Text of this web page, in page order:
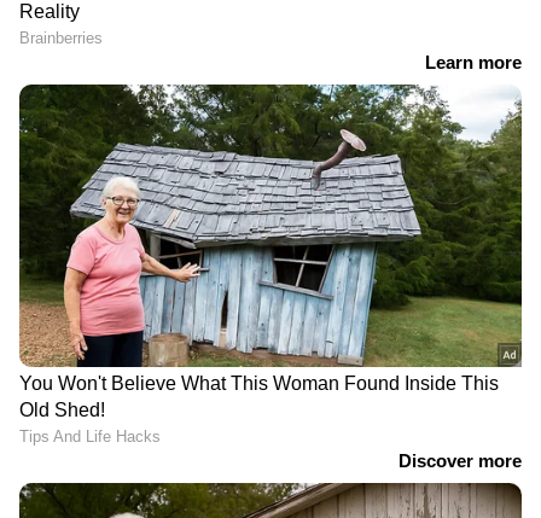
RECOMMENDED STORIES
ട്രാന്‍സ് ജെന്‍ഡര്‍
അവകാശം: പുതിയ
ഭേദഗതി നിയമത്തിന്റെ
പശ്ചാത്തലത്തില്‍ കേരളം
ചെയ്യേണ്ടത് എന്തൊക്കെ?
ഏഷ്യയിലെ ഏറ്റവും
വൃത്തിയുള്ള ​ഗ്രാമം,
ഞായറാഴ്ച പോവല്ലേ!